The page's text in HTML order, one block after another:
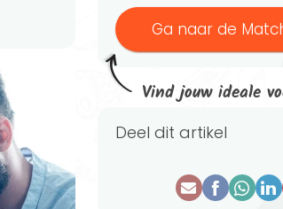
Ga naar de
Vind jouw ideale
Deel dit artikel